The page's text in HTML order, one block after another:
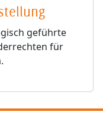
geführte
für